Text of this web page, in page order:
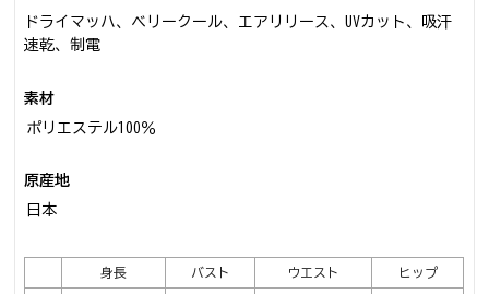
ドライマッハ、ベリークール、エアリリース、UVカット、吸汗
速乾、制電
素材
ポリエステル100％
原産地
日本
身長 バスト ウエスト ヒップ